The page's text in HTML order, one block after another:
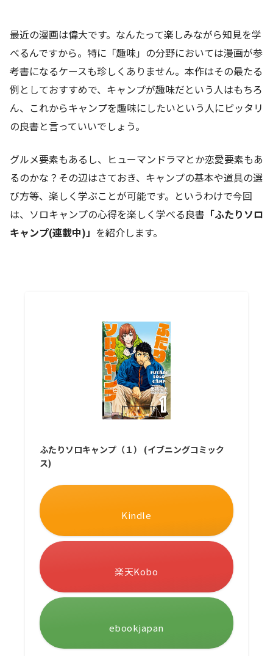
最近の漫画は偉大です。なんたって楽しみながら知見を学
べるんですから。特に「趣味」の分野においては漫画が参
考書になるケースも珍しくありません。本作はその最たる
例としておすすめで、キャンプが趣味だという人はもちろ
ん、これからキャンプを趣味にしたいという人にピッタリ
の良書と言っていいでしょう。
グルメ要素もあるし、ヒューマンドラマとか恋愛要素もあ
るのかな？その辺はさておき、キャンプの基本や道具の選
び方等、楽しく学ぶことが可能です。というわけで今回
は、ソロキャンプの心得を楽しく学べる良書 「ふたりソロ
キャンプ(連載中)」 を紹介します。
ふたりソロキャンプ（１） (イブニングコミック
ス)
Kindle
楽天Kobo
ebookjapan